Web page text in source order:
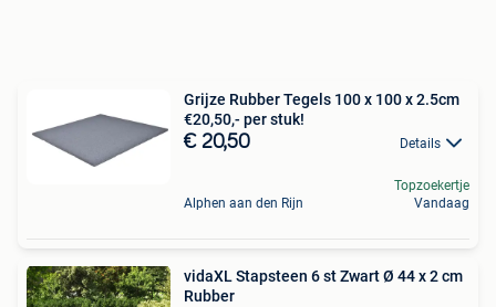
Grijze Rubber Tegels 100 x 100 x 2.5cm
€20,50,- per stuk!
€ 20,50 Details
Alphen aan den Rijn
Topzoekertje
Vandaag
vidaXL Stapsteen 6 st Zwart Ø 44 x 2 cm
Rubber